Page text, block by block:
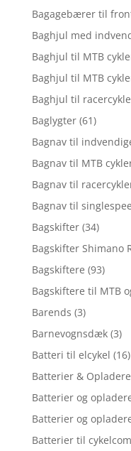
Bagagebærer til
Baghjul med
Baghjul til MTB
Baghjul til MTB
Baghjul til
Baglygter (61)
Bagnav til
Bagnav til MTB
Bagnav til
Bagnav til
Bagskifter (34)
Bagskifter Shimano
Bagskiftere (93)
Bagskiftere til MTB
Barends (3)
Barnevognsdæk (3)
Batteri til elcykel (16)
Batterier & Opladere
Batterier og
Batterier og
Batterier til